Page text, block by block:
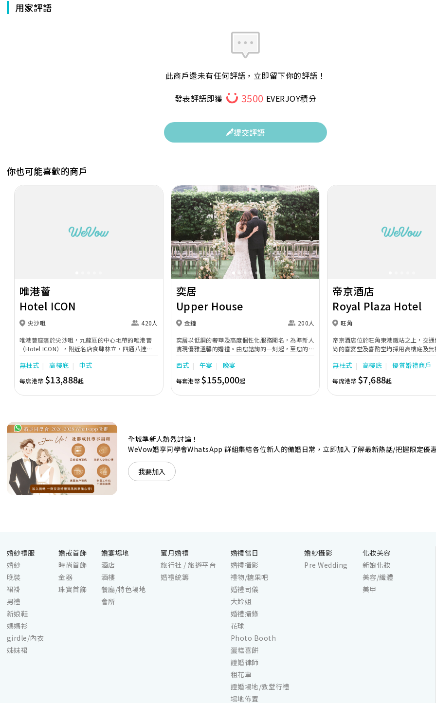
用家評語
此商戶還未有任何評語，立即留下你的評語！
發表評語即獲
3500 EVERJOY積分
提交評語
你也可能喜歡的商戶
唯港薈
Hotel ICON
尖沙咀 420人
唯港薈座落於尖沙咀，九龍區的中心地帶的唯港薈
（Hotel ICON），附近名店食肆林立，四通八達，
充分展現繁華鬧巿中的活力個性，成為一眾準新人舉
辦婚宴的熱門之選。專業團隊由策劃統籌至所有婚宴
每個細節，唯港薈都力臻完美，保證讓您留下獨特的
醉人回憶。 擁有時尚高樓頂的Silverbox宴會廳，配
置了全套先進的視聽影音及燈光設備配套，並採用極
力氛圍的自助餐﹔唯港薈（Hotel ICON），多個風
格各異的婚宴場地，都完美切合各準新人的個性及預
算﹔保證為您打造夢寐以求的特別日子，令賓客永誌
難忘！
無柱式 高樓底 中式
每席港幣 $13,888起
Previous Next
奕居
Upper House
金鐘 200人
奕居以低調的奢華及高度個性化服務聞名，為準新人
實現優雅溫馨的婚禮。由您諮詢的一刻起，至您的大
日子，我們的專業團隊會為您攜手實現夢想婚禮。
西式 午宴 晚宴
每套港幣$155,000起
帝京酒店
Royal Plaza Hotel
旺角
帝京酒店位於旺角東港鐵站之上，交
尚的喜宴堂及喜酌堂均採用高樓底及無
境寬敞，且備有LED幕牆、燈光及影音
最多可筵開40席，更配有水晶吊燈，適
婚禮。另外，空中花園深心薈是毛孩友
飽覽獅子山景致，適合舉行戶外婚禮或
店專業的宴會團隊提供貼心服務，讓
無柱式 高樓底 優質婚禮商戶
每席港幣$7,688起
全城準新人熱烈討論！
WeVow婚享同學會WhatsApp 群組集結各位新人的備婚日常，立即加入了解最新熱話/把握限定優惠
我要加入
婚紗禮服
婚紗
晚裝
裙褂
男禮
新娘鞋
媽媽衫
girdle/內衣
姊妹裙
婚戒首飾
時尚首飾
金器
珠寶首飾
婚宴場地
酒店
酒樓
餐廳/特色場地
會所
蜜月婚禮
旅行社 / 旅遊平台
婚禮統籌
婚禮當日
婚禮攝影
禮物/糖果吧
婚禮司儀
大妗姐
婚禮攝錄
花球
Photo Booth
蛋糕喜餅
證婚律師
租花車
證婚場地/教堂行禮
場地佈置
婚紗攝影
Pre Wedding
化妝美容
新娘化妝
美容/纖體
美甲